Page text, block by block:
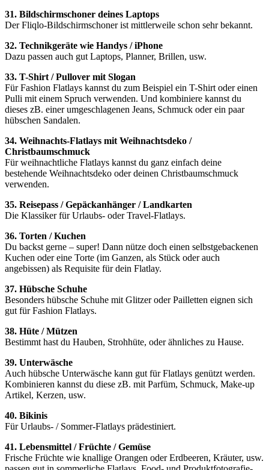
31. Bildschirmschoner deines Laptops
Der Fliqlo-Bildschirmschoner ist mittlerweile schon sehr bekannt.
32. Technikgeräte wie Handys / iPhone
Dazu passen auch gut Laptops, Planner, Brillen, usw.
33. T-Shirt / Pullover mit Slogan
Für Fashion Flatlays kannst du zum Beispiel ein T-Shirt oder einen
Pulli mit einem Spruch verwenden. Und kombiniere kannst du
dieses zB. einer umgeschlagenen Jeans, Schmuck oder ein paar
hübschen Sandalen.
34. Weihnachts-Flatlays mit Weihnachtsdeko /
Christbaumschmuck
Für weihnachtliche Flatlays kannst du ganz einfach deine
bestehende Weihnachtsdeko oder deinen Christbaumschmuck
verwenden.
35. Reisepass / Gepäckanhänger / Landkarten
Die Klassiker für Urlaubs- oder Travel-Flatlays.
36. Torten / Kuchen
Du backst gerne – super! Dann nütze doch einen selbstgebackenen
Kuchen oder eine Torte (im Ganzen, als Stück oder auch
angebissen) als Requisite für dein Flatlay.
37. Hübsche Schuhe
Besonders hübsche Schuhe mit Glitzer oder Pailletten eignen sich
gut für Fashion Flatlays.
38. Hüte / Mützen
Bestimmt hast du Hauben, Strohhüte, oder ähnliches zu Hause.
39. Unterwäsche
Auch hübsche Unterwäsche kann gut für Flatlays genützt werden.
Kombinieren kannst du diese zB. mit Parfüm, Schmuck, Make-up
Artikel, Kerzen, usw.
40. Bikinis
Für Urlaubs- / Sommer-Flatlays prädestiniert.
41. Lebensmittel / Früchte / Gemüse
Frische Früchte wie knallige Orangen oder Erdbeeren, Kräuter, usw.